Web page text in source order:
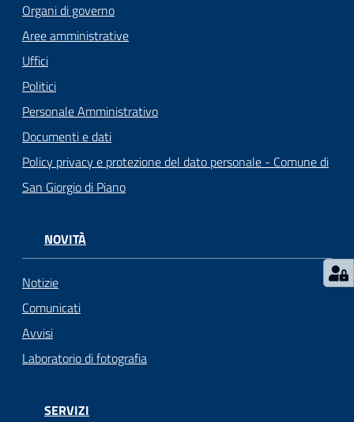
r
o
O
n
n
e
argomenti...
Seguici
su
Organi di governo
Aree amministrative
Uffici
Politici
Personale Amministrativo
Documenti e dati
Policy privacy e protezione del dato personale - Comune di
San Giorgio di Piano
NOVITÀ
Notizie
Comunicati
Avvisi
Laboratorio di fotografia
SERVIZI